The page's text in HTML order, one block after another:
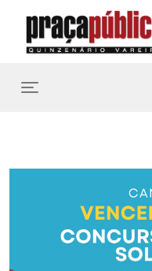
Toggle navigation